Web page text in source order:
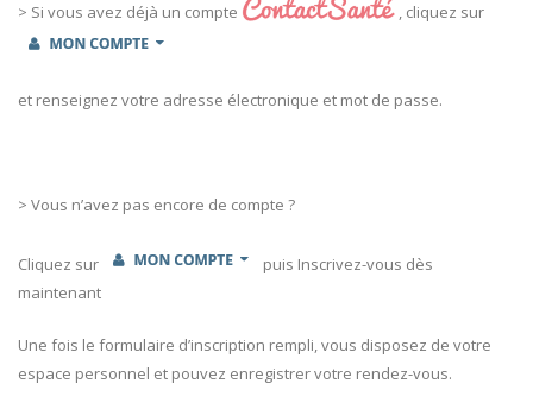
> Si vous avez déjà un compte , cliquez sur
et renseignez votre adresse électronique et mot de passe.
> Vous n’avez pas encore de compte ?
Cliquez sur
puis Inscrivez-vous dès
maintenant
Une fois le formulaire d’inscription rempli, vous disposez de votre
espace personnel et pouvez enregistrer votre rendez-vous.